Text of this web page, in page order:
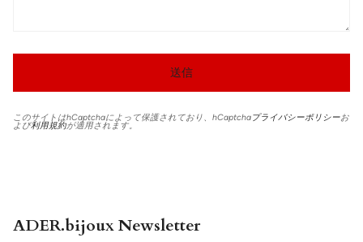
このサイトはhCaptchaによって保護されており、hCaptchaプライバシーポリシーお
よび利用規約が適用されます。
ADER.bijoux Newsletter